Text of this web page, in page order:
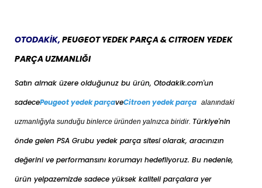
OTODAKİK, PEUGEOT YEDEK PARÇA & CITROEN YEDEK
PARÇA UZMANLIĞI
Satın almak üzere olduğunuz bu ürün, Otodakik.com'un
sadecePeugeot yedek parçaveCitroen yedek parça alanındaki
uzmanlığıyla sunduğu binlerce üründen yalnızca biridir. Türkiye'nin
önde gelen PSA Grubu yedek parça sitesi olarak, aracınızın
değerini ve performansını korumayı hedefliyoruz. Bu nedenle,
ürün yelpazemizde sadece yüksek kaliteli parçalara yer